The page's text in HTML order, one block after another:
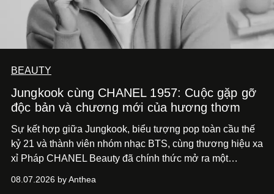
BEAUTY
Jungkook cùng CHANEL 1957: Cuộc gặp gỡ
độc bản và chương mới của hương thơm
Sự kết hợp giữa Jungkook, biểu tượng pop toàn cầu thế
kỷ 21 và thành viên nhóm nhạc BTS, cùng thương hiệu xa
xỉ Pháp CHANEL Beauty đã chính thức mở ra một
hoa cao cấp 1957.
08.07.2026 by Anthea